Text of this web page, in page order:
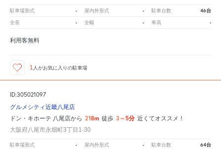
駐車場形式 - 屋内外形式 - 駐車台数 46台
全長 - 全幅 - 車高 -
利用客無料
1 人がお気に入りの駐車場
ID:305021097
グルメシティ近畿八尾店
ドン・キホーテ 八尾店から 218m 徒歩 3～5分 近くてオススメ！
大阪府八尾市永畑町3丁目1-30
駐車場形式 - 屋内外形式 - 駐車台数 64台